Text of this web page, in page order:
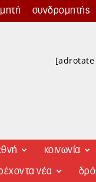
συνδρομητής
κοινωνία
νέα